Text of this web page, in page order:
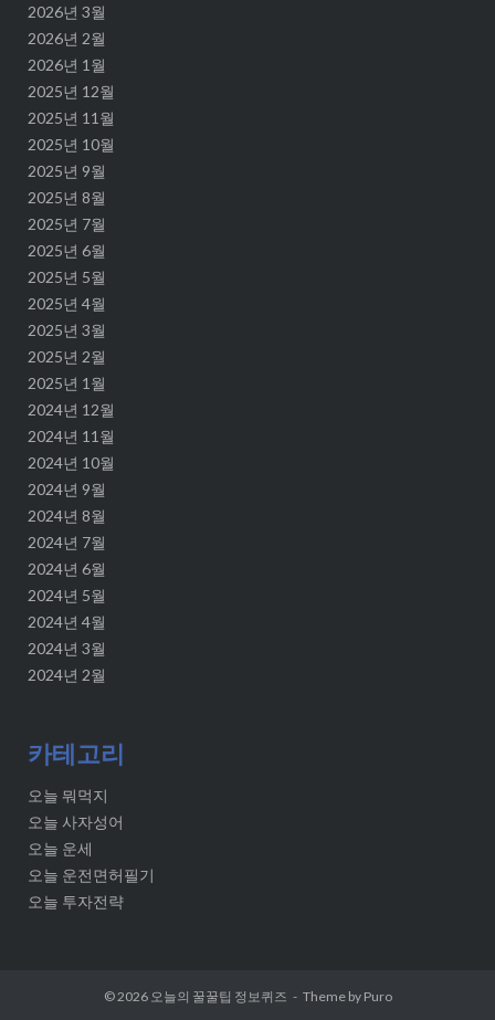
2026년 3월
2026년 2월
2026년 1월
2025년 12월
2025년 11월
2025년 10월
2025년 9월
2025년 8월
2025년 7월
2025년 6월
2025년 5월
2025년 4월
2025년 3월
2025년 2월
2025년 1월
2024년 12월
2024년 11월
2024년 10월
2024년 9월
2024년 8월
2024년 7월
2024년 6월
2024년 5월
2024년 4월
2024년 3월
2024년 2월
카테고리
오늘 뭐먹지
오늘 사자성어
오늘 운세
오늘 운전면허필기
오늘 투자전략
© 2026 오늘의 꿀꿀팁 정보퀴즈 Theme by Puro